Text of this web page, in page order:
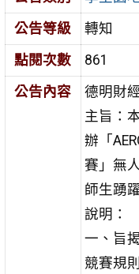
公告等級
轉知
點閱次數
861
公告內容
德明財
主旨：
辦「
賽」無
師生踴
說明：
一、旨
競賽規